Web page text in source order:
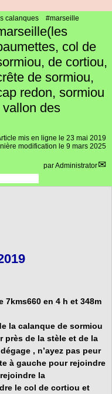
calanques #marseille
col de
de cortiou,
de sormiou,
redon, sormiou
vallon des
mis en ligne le 23 mai 2019
modification le 9 mars 2025
parAdministrator
en 4 h et 348m
la calanque de sormiou
près de la stèle et de la
, n’ayez pas peur
à gauche pour rejoindre
la
le col de cortiou et